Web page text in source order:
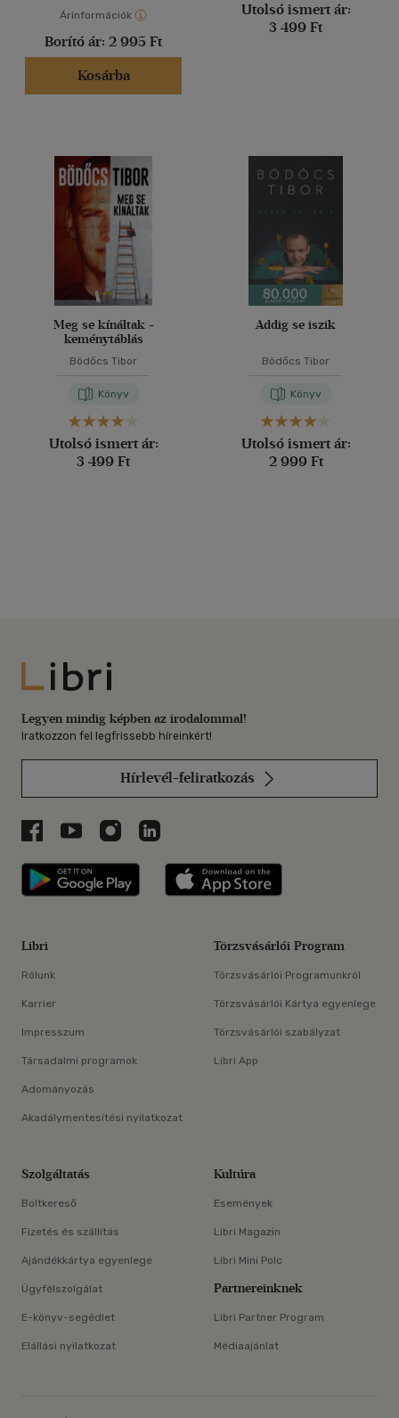
-Kiss Tibor Noé-
Rainer M. János-Szécsi
Noémi-Totth Benedek-
Vámos Miklós
Árinformációk
Borító ár: 2 995 Ft
Kosárba
Utolsó ismert ár:
3 499 Ft
Meg se kínáltak -
keménytáblás
Bödőcs Tibor
Könyv
Utolsó ismert ár:
3 499 Ft
Addig se iszik
Bödőcs Tibor
Könyv
Utolsó ismert ár:
2 999 Ft
Libri
Legyen mindig képben az irodalommal!
Iratkozzon fel legfrissebb híreinkért!
Hírlevél-feliratkozás
Libri a Facebookon
Libri a Youtube-on
Libri az Instagramon
Libri a LinkedInen
Libri applikáció Szerezd meg: Google
Libri
Rólunk
Karrier
Impresszum
Társadalmi programok
Adományozás
Akadálymentesítési nyilatkozat
Törzsvásárlói Program
Törzsvásárlói Programunkról
Törzsvásárlói Kártya egyenlege
Törzsvásárlói szabályzat
Libri App
Szolgáltatás
Boltkereső
Fizetés és szállítás
Ajándékkártya egyenlege
Ügyfélszolgálat
E-könyv-segédlet
Elállási nyilatkozat
Kultúra
Események
Libri Magazin
Libri Mini Polc
Partnereinknek
Libri Partner Program
Médiaajánlat